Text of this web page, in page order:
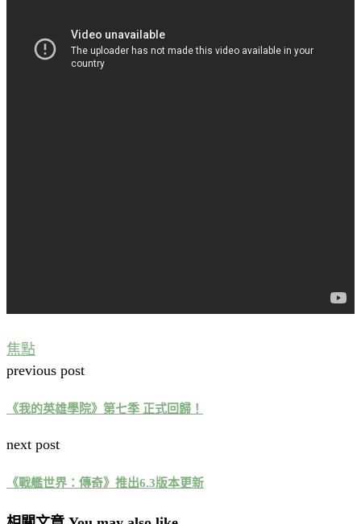
焦點
previous post
《我的英雄學院》第七季 正式回歸！
next post
《戰艦世界：傳奇》推出6.3版本更新